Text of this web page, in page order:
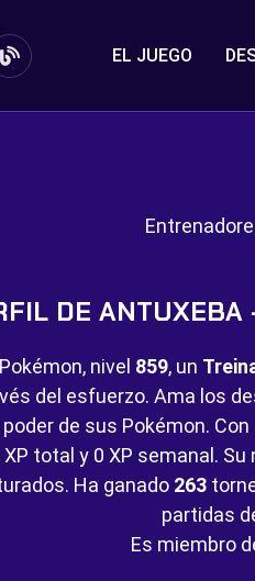
EL JUEGO
DE ANTUXEBA
nivel 859, un
del esfuerzo. Ama los
de sus Pokémon.
XP total y 0 XP semanal.
Ha ganado 263
partidas
Es miembro